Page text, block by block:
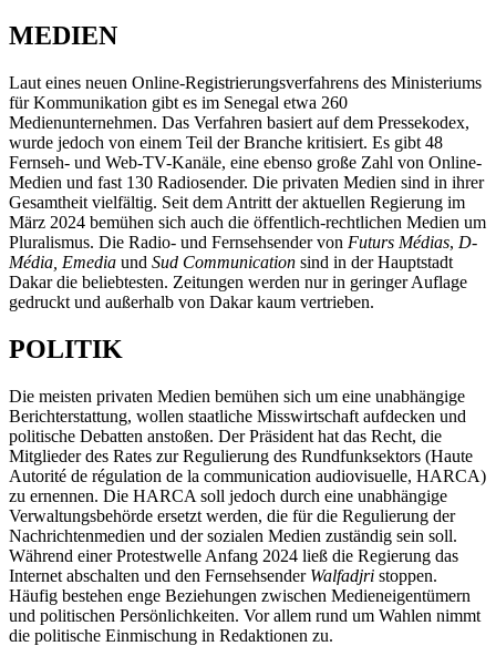
MEDIEN
Laut eines neuen Online-Registrierungsverfahrens des Ministeriums
für Kommunikation gibt es im Senegal etwa 260
Medienunternehmen. Das Verfahren basiert auf dem Pressekodex,
wurde jedoch von einem Teil der Branche kritisiert. Es gibt 48
Fernseh- und Web-TV-Kanäle, eine ebenso große Zahl von Online-
Medien und fast 130 Radiosender. Die privaten Medien sind in ihrer
Gesamtheit vielfältig. Seit dem Antritt der aktuellen Regierung im
März 2024 bemühen sich auch die öffentlich-rechtlichen Medien um
Pluralismus. Die Radio- und Fernsehsender von Futurs Médias, D-
Média, Emedia und Sud Communication sind in der Hauptstadt
Dakar die beliebtesten. Zeitungen werden nur in geringer Auflage
gedruckt und außerhalb von Dakar kaum vertrieben.
POLITIK
Die meisten privaten Medien bemühen sich um eine unabhängige
Berichterstattung, wollen staatliche Misswirtschaft aufdecken und
politische Debatten anstoßen. Der Präsident hat das Recht, die
Mitglieder des Rates zur Regulierung des Rundfunksektors (Haute
Autorité de régulation de la communication audiovisuelle, HARCA)
zu ernennen. Die HARCA soll jedoch durch eine unabhängige
Verwaltungsbehörde ersetzt werden, die für die Regulierung der
Nachrichtenmedien und der sozialen Medien zuständig sein soll.
Während einer Protestwelle Anfang 2024 ließ die Regierung das
Internet abschalten und den Fernsehsender Walfadjri stoppen.
Häufig bestehen enge Beziehungen zwischen Medieneigentümern
und politischen Persönlichkeiten. Vor allem rund um Wahlen nimmt
die politische Einmischung in Redaktionen zu.